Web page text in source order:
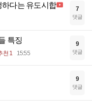
다는 유도시합 7
댓글
특징
천 1 15:55
9
댓글
9
댓글